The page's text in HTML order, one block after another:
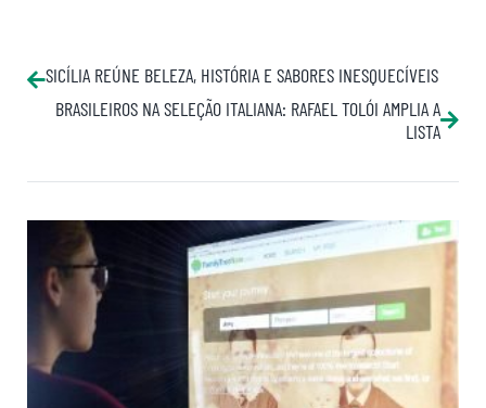
SICÍLIA REÚNE BELEZA, HISTÓRIA E SABORES INESQUECÍVEIS
BRASILEIROS NA SELEÇÃO ITALIANA: RAFAEL TOLÓI AMPLIA A
LISTA